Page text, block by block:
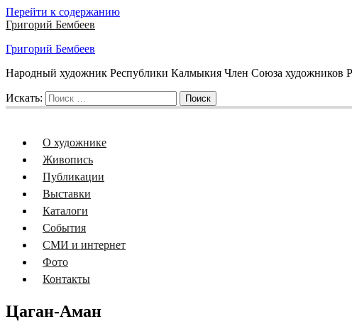
Перейти к содержанию
Григорий Бембеев
Григорий Бембеев
Народный художник Республики Калмыкия Член Союза художников
Искать: Поиск
О художнике
Живопись
Публикации
Выставки
Каталоги
События
СМИ и интернет
Фото
Контакты
Цаган-Аман